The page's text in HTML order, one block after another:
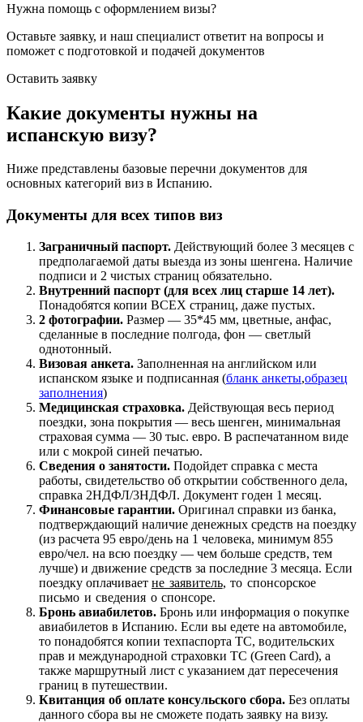
Нужна помощь с оформлением визы?
Оставьте заявку, и наш специалист ответит на вопросы и
поможет с подготовкой и подачей документов
Оставить заявку
Какие документы нужны на
испанскую визу?
Ниже представлены базовые перечни документов для
основных категорий виз в Испанию.
Документы для всех типов виз
Заграничный паспорт. Действующий более 3 месяцев с
предполагаемой даты выезда из зоны шенгена. Наличие
подписи и 2 чистых страниц обязательно.
Внутренний паспорт (для всех лиц старше 14 лет).
Понадобятся копии ВСЕХ страниц, даже пустых.
2 фотографии. Размер — 35*45 мм, цветные, анфас,
сделанные в последние полгода, фон — светлый
однотонный.
Визовая анкета. Заполненная на английском или
испанском языке и подписанная (бланк анкеты,образец
заполнения)
Медицинская страховка. Действующая весь период
поездки, зона покрытия — весь шенген, минимальная
страховая сумма — 30 тыс. евро. В распечатанном виде
или с мокрой синей печатью.
Сведения о занятости. Подойдет справка с места
работы, свидетельство об открытии собственного дела,
справка 2НДФЛ/3НДФЛ. Документ годен 1 месяц.
Финансовые гарантии. Оригинал справки из банка,
подтверждающий наличие денежных средств на поездку
(из расчета 95 евро/день на 1 человека, минимум 855
евро/чел. на всю поездку — чем больше средств, тем
лучше) и движение средств за последние 3 месяца. Если
поездку оплачивает не заявитель, то спонсорское
письмо и сведения о спонсоре.
Бронь авиабилетов. Бронь или информация о покупке
авиабилетов в Испанию. Если вы едете на автомобиле,
то понадобятся копии техпаспорта ТС, водительских
прав и международной страховки ТС (Green Card), а
также маршрутный лист с указанием дат пересечения
границ в путешествии.
Квитанция об оплате консульского сбора. Без оплаты
данного сбора вы не сможете подать заявку на визу.